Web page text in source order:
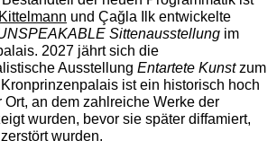
und Çağla Ilk entwickelte
Sittenausstellungim
2027 jährt sich die
Ausstellung Entartete Kunstzum
ist ein historisch hoch
Ort, an dem zahlreiche Werke der
wurden, bevor sie später diffamiert,
wurden.